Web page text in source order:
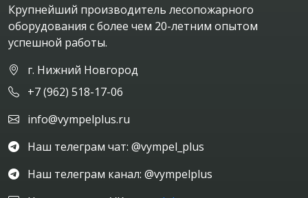
Крупнейший производитель лесопожарного
оборудования с более чем 20-летним опытом
успешной работы.
г. Нижний Новгород
+7 (962) 518-17-06
info@vympelplus.ru
Наш телеграм чат: @vympel_plus
Наш телеграм канал: @vympelplus